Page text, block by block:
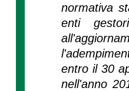
normativa
enti
entro il 30
nell'anno